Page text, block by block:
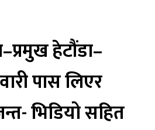
हेटौंडा–
पास लिएर
भिडियो सहित